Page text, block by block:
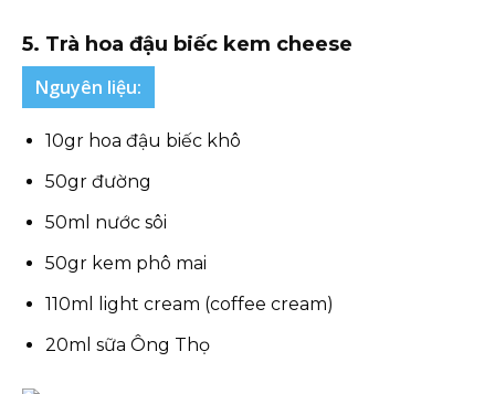
5. Trà hoa đậu biếc kem cheese
Nguyên liệu:
10gr hoa đậu biếc khô
50gr đường
50ml nước sôi
50gr kem phô mai
110ml light cream (coffee cream)
20ml sữa Ông Thọ